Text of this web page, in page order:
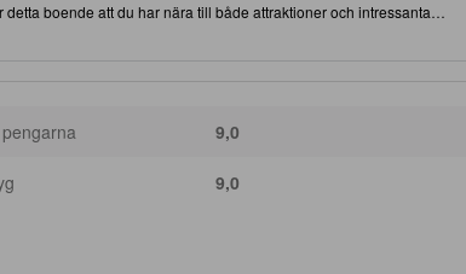
boende att du har nära till både attraktioner och intressanta
på plats för att förbättra glädjen under, och kvaliteten på, din vistelse.
9,0
9,0